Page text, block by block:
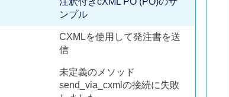
ンプル
CXMLを使用して発注書を送
信
未定義のメソッド
send_via_cxmlの接続に失敗